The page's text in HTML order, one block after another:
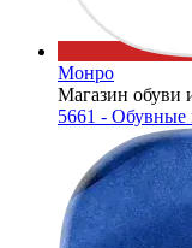
Монро
Магазин обуви
5661 - Обувные